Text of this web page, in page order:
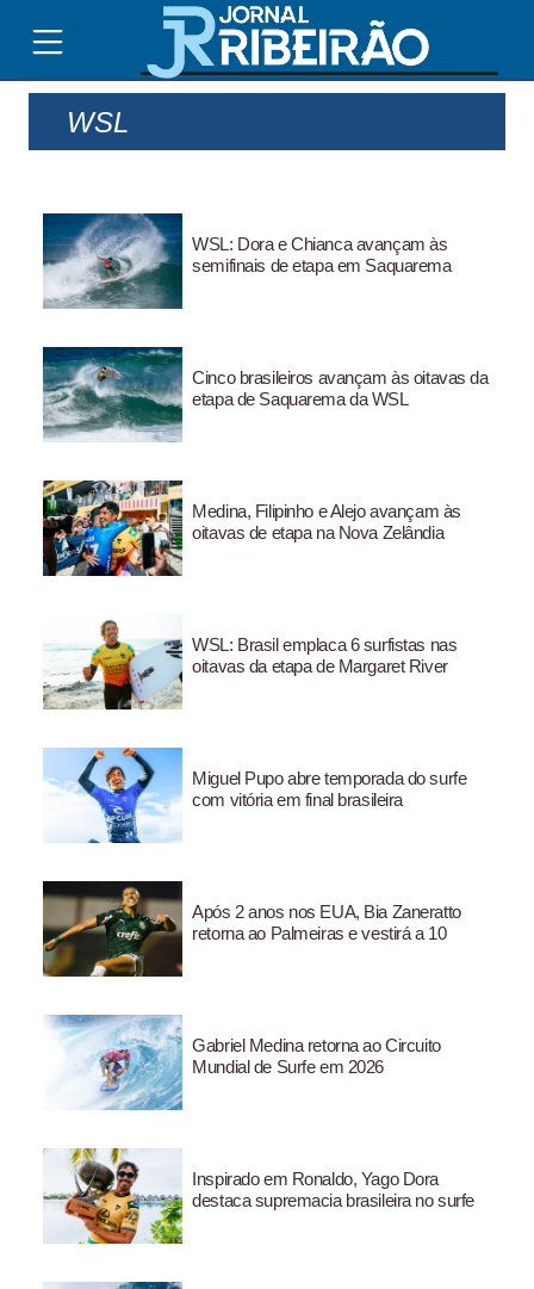
WSL
WSL: Dora e Chianca avançam às
semifinais de etapa em Saquarema
Cinco brasileiros avançam às oitavas da
etapa de Saquarema da WSL
Medina, Filipinho e Alejo avançam às
oitavas de etapa na Nova Zelândia
WSL: Brasil emplaca 6 surfistas nas
oitavas da etapa de Margaret River
Miguel Pupo abre temporada do surfe
com vitória em final brasileira
Após 2 anos nos EUA, Bia Zaneratto
retorna ao Palmeiras e vestirá a 10
Gabriel Medina retorna ao Circuito
Mundial de Surfe em 2026
Inspirado em Ronaldo, Yago Dora
destaca supremacia brasileira no surfe